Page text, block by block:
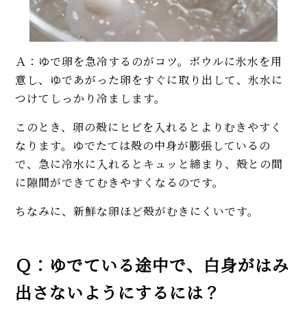
Ａ：ゆで卵を急冷するのがコツ。ボウルに氷水を用
意し、ゆであがった卵をすぐに取り出して、氷水に
つけてしっかり冷まします。
このとき、卵の殻にヒビを入れるとよりむきやすく
なります。ゆでたては殻の中身が膨張しているの
で、急に冷水に入れるとキュッと締まり、殻との間
に隙間ができてむきやすくなるのです。
ちなみに、新鮮な卵ほど殻がむきにくいです。
Ｑ：ゆでている途中で、白身がはみ
出さないようにするには？